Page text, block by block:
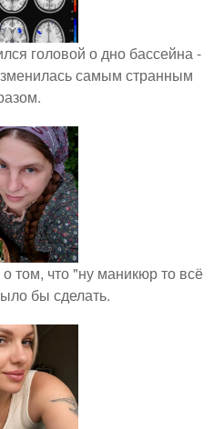
головой о дно бассейна -
самым странным
том, что "ну маникюр то всё
бы сделать.